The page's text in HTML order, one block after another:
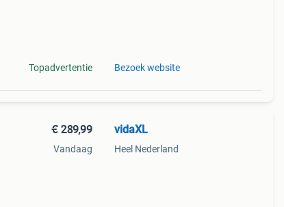
Topadvertentie Bezoek website
€ 289,99
Vandaag
vidaXL
Heel Nederland